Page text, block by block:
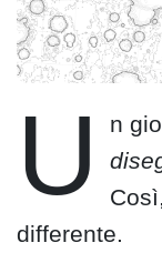
U n
differente.